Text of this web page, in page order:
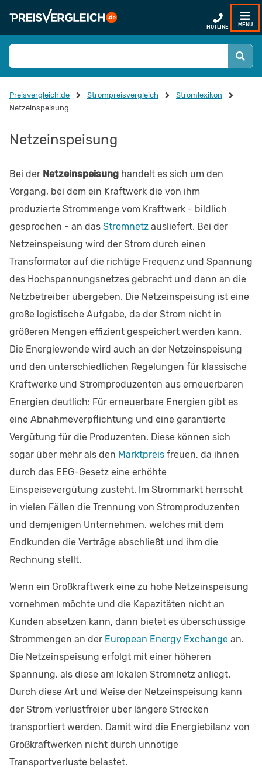
HOTLINE MENÜ
Preisvergleich.de Strompreisvergleich
Stromlexikon
Netzeinspeisung
Netzeinspeisung
Bei der Netzeinspeisung handelt es sich um den
Vorgang, bei dem ein Kraftwerk die von ihm
produzierte Strommenge vom Kraftwerk - bildlich
gesprochen - an das Stromnetz ausliefert. Bei der
Netzeinspeisung wird der Strom durch einen
Transformator auf die richtige Frequenz und Spannung
des Hochspannungsnetzes gebracht und dann an die
Netzbetreiber übergeben. Die Netzeinspeisung ist eine
große logistische Aufgabe, da der Strom nicht in
größeren Mengen effizient gespeichert werden kann.
Die Energiewende wird auch an der Netzeinspeisung
und den unterschiedlichen Regelungen für klassische
Kraftwerke und Stromproduzenten aus erneuerbaren
Energien deutlich: Für erneuerbare Energien gibt es
eine Abnahmeverpflichtung und eine garantierte
Vergütung für die Produzenten. Diese können sich
sogar über mehr als den Marktpreis freuen, da ihnen
durch das EEG-Gesetz eine erhöhte
Einspeisevergütung zusteht. Im Strommarkt herrscht
in vielen Fällen die Trennung von Stromproduzenten
und demjenigen Unternehmen, welches mit dem
Endkunden die Verträge abschließt und ihm die
Rechnung stellt.
Wenn ein Großkraftwerk eine zu hohe Netzeinspeisung
vornehmen möchte und die Kapazitäten nicht an
Kunden absetzen kann, dann bietet es überschüssige
Strommengen an der European Energy Exchange an.
Die Netzeinspeisung erfolgt mit einer höheren
Spannung, als diese am lokalen Stromnetz anliegt.
Durch diese Art und Weise der Netzeinspeisung kann
der Strom verlustfreier über längere Strecken
transportiert werden. Damit wird die Energiebilanz von
Großkraftwerken nicht durch unnötige
Transportverluste belastet.